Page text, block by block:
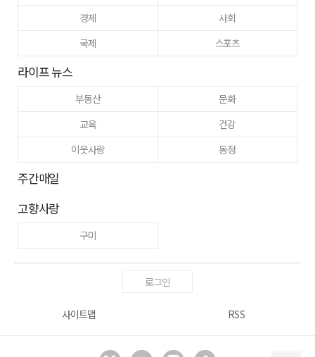
경제
사회
국제
스포츠
라이프 뉴스
부동산
문화
교육
건강
이웃사랑
동정
주간매일
고향사랑
구미
로그인
사이트맵 RSS